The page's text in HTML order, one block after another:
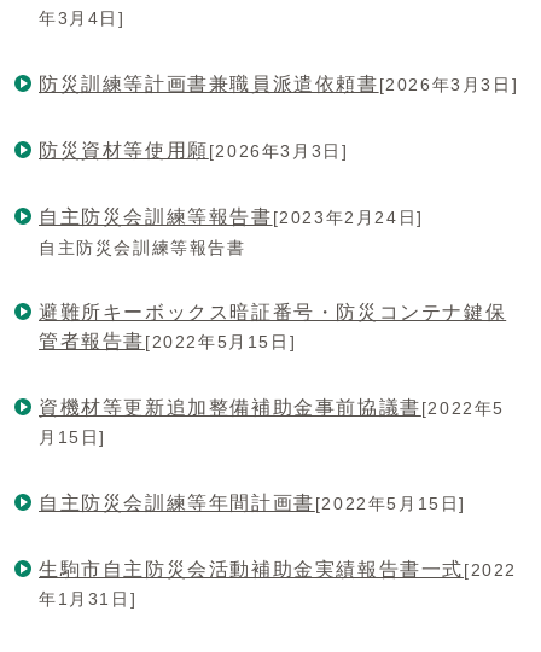
年3月4日]
防災訓練等計画書兼職員派遣依頼書[2026年3月3日]
防災資材等使用願[2026年3月3日]
自主防災会訓練等報告書[2023年2月24日]
自主防災会訓練等報告書
避難所キーボックス暗証番号・防災コンテナ鍵保
管者報告書[2022年5月15日]
資機材等更新追加整備補助金事前協議書[2022年5
月15日]
自主防災会訓練等年間計画書[2022年5月15日]
生駒市自主防災会活動補助金実績報告書一式[2022
年1月31日]